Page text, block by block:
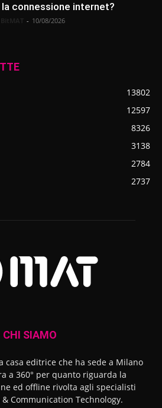
la connessione internet?
- 10/08/2026
13802
12597
8326
3138
2784
2737
CHI SIAMO
casa editrice che ha sede a Milano
a 360° per quanto riguarda la
ed offline rivolta agli specialisti
Communication Technology.